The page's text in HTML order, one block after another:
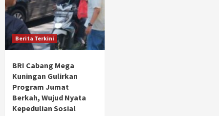
Berita Terkini
BRI Cabang Mega
Kuningan Gulirkan
Program Jumat
Berkah, Wujud Nyata
Kepedulian Sosial